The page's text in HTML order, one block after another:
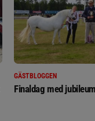
GÄSTBLOGGEN
Finaldag med